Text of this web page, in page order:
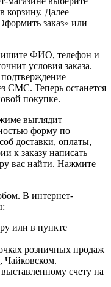
корзину. Далее
заказ» или
ФИО, телефон и
условия заказа.
подтверждение
СМС. Теперь останется
покупке.
выглядит
форму по
доставки, оплаты,
к заказу написать
вас найти. Нажмите
В интернет-
или в пункте
розничных продаж
Чайковском.
счету на